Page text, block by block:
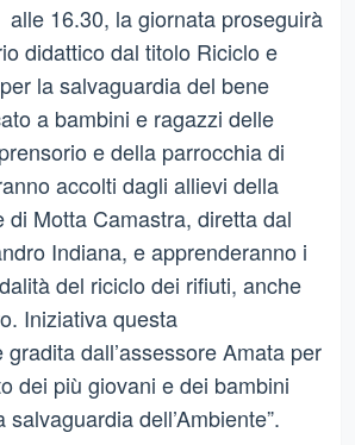
16.30, la giornata proseguirà
didattico dal titolo Riciclo e
la salvaguardia del bene
a bambini e ragazzi delle
e della parrocchia di
accolti dagli allievi della
di Motta Camastra, diretta dal
Indiana, e apprenderanno i
del riciclo dei rifiuti, anche
Iniziativa questa
dall’assessore Amata per
dei più giovani e dei bambini
dell’Ambiente”.